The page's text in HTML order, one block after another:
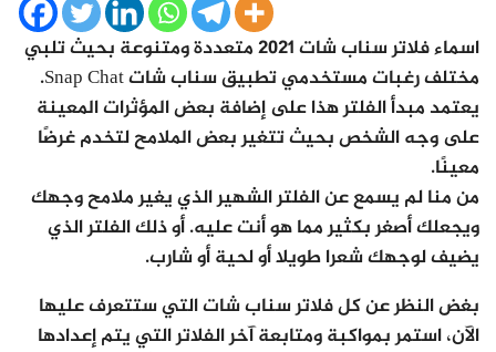
اسماء فلاتر سناب شات 2021 متعددة ومتنوعة بحيث تلبي
مختلف رغبات مستخدمي تطبيق سناب شات Snap Chat.
يعتمد مبدأ الفلتر هذا على إضافة بعض المؤثرات المعينة
على وجه الشخص بحيث تتغير بعض الملامح لتخدم غرضًا
معينًا.
من منا لم يسمع عن الفلتر الشهير الذي يغير ملامح وجهك
ويجعلك أصغر بكثير مما هو أنت عليه. أو ذلك الفلتر الذي
يضيف لوجهك شعرا طويلا أو لحية أو شارب.
بغض النظر عن كل فلاتر سناب شات التي ستتعرف عليها
الآن، استمر بمواكبة ومتابعة آخر الفلاتر التي يتم إعدادها